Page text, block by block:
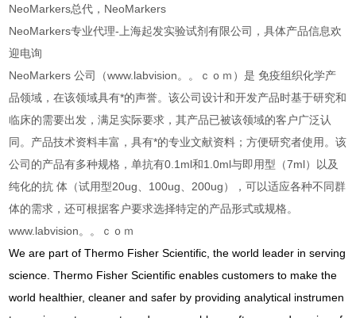
NeoMarkers总代，NeoMarkers
NeoMarkers专业代理-上海起发实验试剂有限公司，具体产品信息欢
迎电询
NeoMarkers 公司（www.labvision。。ｃｏｍ）是 免疫组织化学产
品领域，在该领域具有*的声誉。该公司设计和开发产品时基于研究和
临床的需要出发，满足实际要求，其产品已被该领域的客户广泛认
同。产品技术资料丰富，具有*的专业文献资料；方便研究者使用。该
公司的产品有多种规格，单抗有0.1ml和1.0ml与即用型（7ml）以及
纯化的抗 体（试用型20ug、100ug、200ug），可以适应各种不同群
体的需求，还可根据客户要求选择特定的产品形式或规格。
www.labvision。。ｃｏｍ
We are part of Thermo Fisher Scientific, the world leader in serving
science. Thermo Fisher Scientific enables customers to make the
world healthier, cleaner and safer by providing analytical instrumen